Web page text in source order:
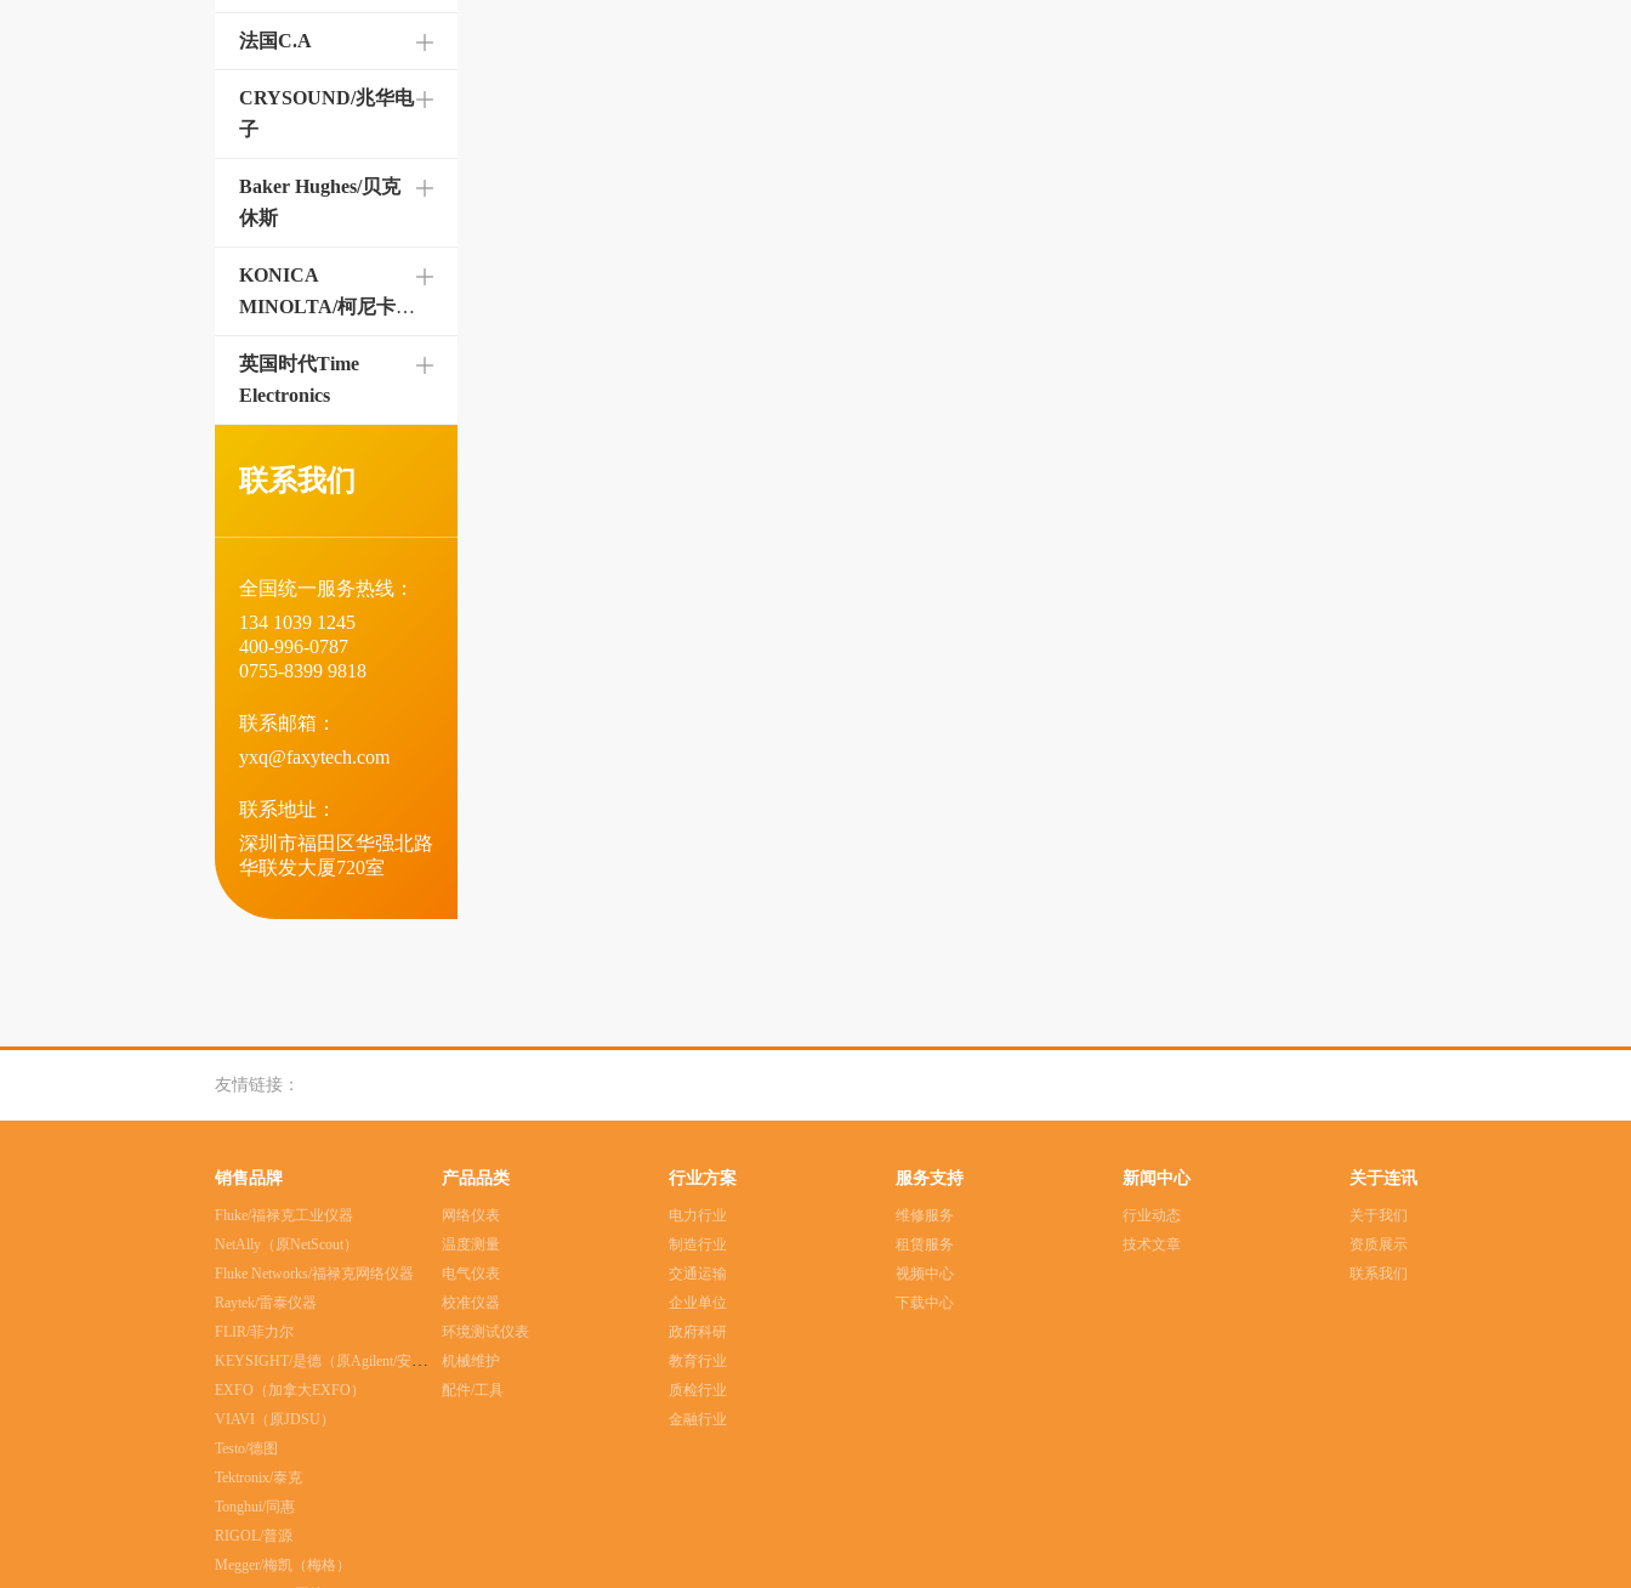
法国C.A
CRYSOUND/兆华电
子
Baker Hughes/贝克
休斯
KONICA
MINOLTA/柯尼卡美
英国时代Time
Electronics
联系我们
全国统一服务热线：
134 1039 1245
400-996-0787
0755-8399 9818
联系邮箱：
yxq@faxytech.com
联系地址：
深圳市福田区华强北路
华联发大厦720室
友情链接：
销售品牌
Fluke/福禄克工业仪器
NetAlly（原NetScout）
Fluke Networks/福禄克网络仪器
Raytek/雷泰仪器
FLIR/菲力尔
KEYSIGHT/是德（原Agilent/安捷伦）
EXFO（加拿大EXFO）
VIAVI（原JDSU）
Testo/德图
Tektronix/泰克
Tonghui/同惠
RIGOL/普源
Megger/梅凯（梅格）
产品品类
网络仪表
温度测量
电气仪表
校准仪器
环境测试仪表
机械维护
配件/工具
行业方案
电力行业
制造行业
交通运输
企业单位
政府科研
教育行业
质检行业
金融行业
服务支持
维修服务
租赁服务
视频中心
下载中心
新闻中心
行业动态
技术文章
关于连讯
关于我们
资质展示
联系我们